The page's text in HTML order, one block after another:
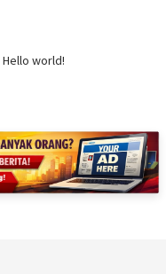
Hello world!